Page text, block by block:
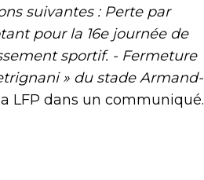
suivantes : Perte par
pour la 16e journée de
sportif. - Fermeture
» du stade Armand-
LFP dans un communiqué.